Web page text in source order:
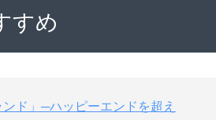
すめ
ド」─ハッピーエンドを超え